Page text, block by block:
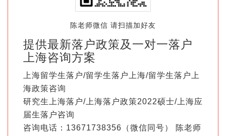
陈老师微信 请扫描加好友
提供最新落户政策及一对一落户
上海咨询方案
上海留学生落户/留学生落户上海/留学生落户上
海政策咨询
研究生上海落户/上海落户政策2022硕士/上海应
届生落户咨询
咨询电话：13671738356（微信同号） 陈老师